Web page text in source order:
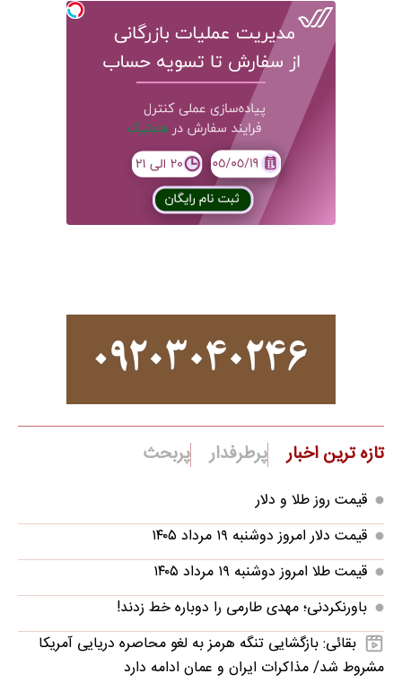
تازه ترین اخبار پرطرفدار پربحث
قیمت روز طلا و دلار
قیمت دلار امروز دوشنبه ۱۹ مرداد ۱۴۰۵
قیمت طلا امروز دوشنبه ۱۹ مرداد ۱۴۰۵
باورنکردنی؛ مهدی طارمی را دوباره خط زدند!
بقائی: بازگشایی تنگه هرمز به لغو محاصره دریایی آمریکا
مشروط شد/ مذاکرات ایران و عمان ادامه دارد